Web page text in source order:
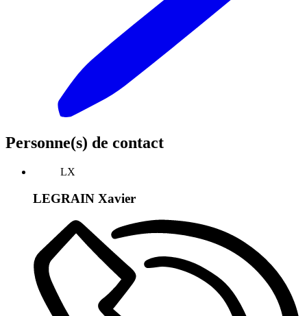
Personne(s) de contact
LX
LEGRAIN Xavier